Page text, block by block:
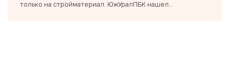
только на стройматериал. ЮжУралПБК нашел...